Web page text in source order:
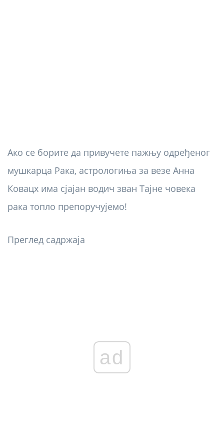
Ако се борите да привучете пажњу одређеног
мушкарца Рака, астрологиња за везе Анна
Ковацх има сјајан водич зван Тајне човека
рака топло препоручујемо!
Преглед садржаја
ad